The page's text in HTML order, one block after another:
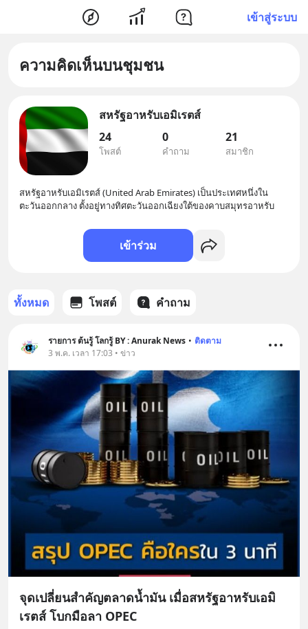
เข้าสู่ระบบ
ความคิดเห็นบนชุมชน
สหรัฐอาหรับเอมิเรตส์
24
โพสต์
0
คำถาม
21
สมาชิก
สหรัฐอาหรับเอมิเรตส์ (United Arab Emirates) เป็นประเทศหนึ่งใน
ตะวันออกกลาง ตั้งอยู่ทางทิศตะวันออกเฉียงใต้ของคาบสมุทรอาหรับ
เข้าร่วม
ทั้งหมด โพสต์ คำถาม
รายการ ต้นรู้ โลกรู้ BY : Anurak News • ติดตาม
3 พ.ค. เวลา 17:03 • ข่าว
จุดเปลี่ยนสำคัญตลาดน้ำมัน เมื่อสหรัฐอาหรับเอมิ
เรตส์ โบกมือลา OPEC